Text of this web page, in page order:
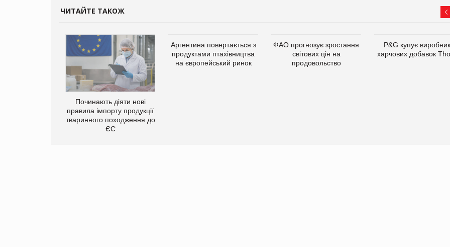
ЧИТАЙТЕ ТАКОЖ
Починають діяти нові
правила імпорту продукції
тваринного походження до
ЄС
Аргентина повертається з
продуктами птахівництва
на європейський ринок
ФАО прогнозує зростання
світових цін на
продовольство
P&G купує
харчових добавок